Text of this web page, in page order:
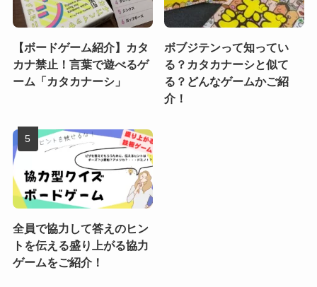
【ボードゲーム紹介】カタ
カナ禁止！言葉で遊べるゲ
ーム「カタカナーシ」
ボブジテンって知ってい
る？カタカナーシと似て
る？どんなゲームかご紹
介！
全員で協力して答えのヒン
トを伝える盛り上がる協力
ゲームをご紹介！